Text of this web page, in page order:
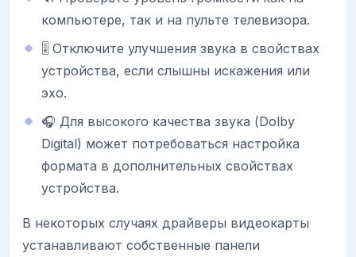
компьютере, так и на пульте телевизора.
🎚️ Отключите улучшения звука в свойствах
устройства, если слышны искажения или
эхо.
🎧 Для высокого качества звука (Dolby
Digital) может потребоваться настройка
формата в дополнительных свойствах
устройства.
В некоторых случаях драйверы видеокарты
устанавливают собственные панели